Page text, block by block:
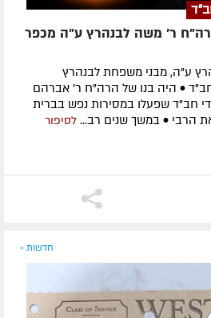
ר' משה לבנהרץ ע"ה מכפר
ע"ה, מבני משפחת לבנהרץ
• היה בנו של הרה"ח ר' אברהם
חב"ד שפעלו במסירות נפש בברית
הרבי • במשך שנים רב... לסיפור
חדשות »